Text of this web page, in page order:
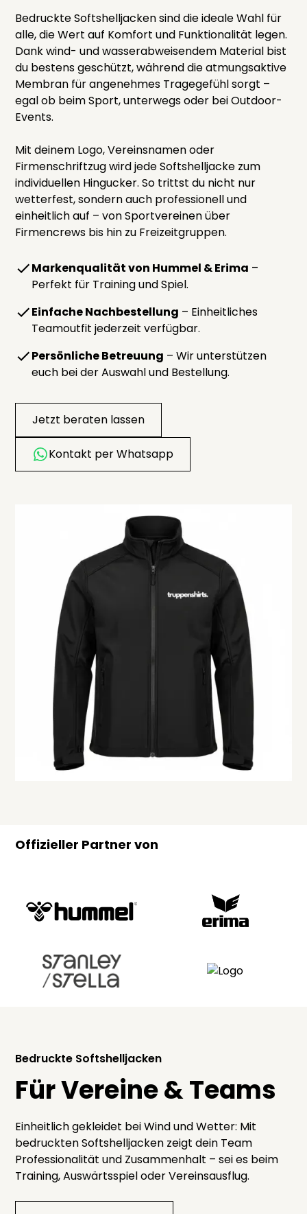
Bedruckte Softshelljacken sind die ideale Wahl für
alle, die Wert auf Komfort und Funktionalität legen.
Dank wind- und wasserabweisendem Material bist
du bestens geschützt, während die atmungsaktive
Membran für angenehmes Tragegefühl sorgt –
egal ob beim Sport, unterwegs oder bei Outdoor-
Events.
Mit deinem Logo, Vereinsnamen oder
Firmenschriftzug wird jede Softshelljacke zum
individuellen Hingucker. So trittst du nicht nur
wetterfest, sondern auch professionell und
einheitlich auf – von Sportvereinen über
Firmencrews bis hin zu Freizeitgruppen.
Markenqualität von Hummel & Erima –
Perfekt für Training und Spiel.
Einfache Nachbestellung – Einheitliches
Teamoutfit jederzeit verfügbar.
Persönliche Betreuung – Wir unterstützen
euch bei der Auswahl und Bestellung.
Jetzt beraten lassen
Kontakt per Whatsapp
Offizieller Partner von
Bedruckte Softshelljacken
Für Vereine & Teams
Einheitlich gekleidet bei Wind und Wetter: Mit
bedruckten Softshelljacken zeigt dein Team
Professionalität und Zusammenhalt – sei es beim
Training, Auswärtsspiel oder Vereinsausflug.